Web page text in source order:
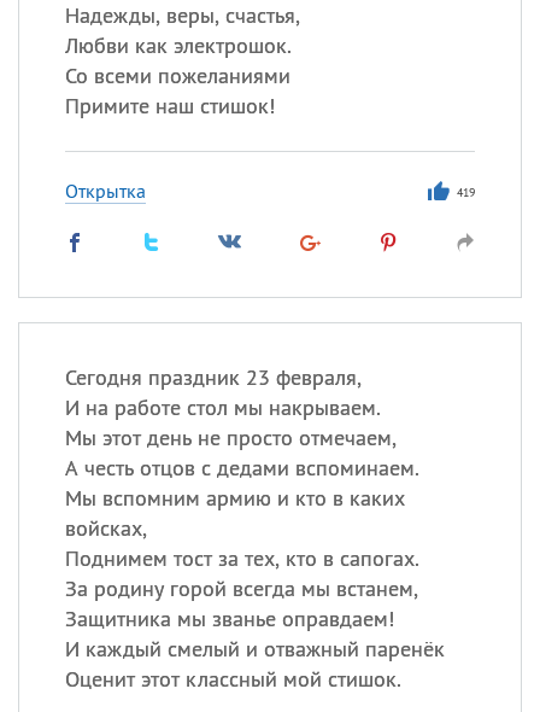
Надежды, веры, счастья,
Любви как электрошок.
Со всеми пожеланиями
Примите наш стишок!
Открытка 419
Сегодня праздник 23 февраля,
И на работе стол мы накрываем.
Мы этот день не просто отмечаем,
А честь отцов с дедами вспоминаем.
Мы вспомним армию и кто в каких
войсках,
Поднимем тост за тех, кто в сапогах.
За родину горой всегда мы встанем,
Защитника мы званье оправдаем!
И каждый смелый и отважный паренёк
Оценит этот классный мой стишок.
Анфиса
Посмотреть значение